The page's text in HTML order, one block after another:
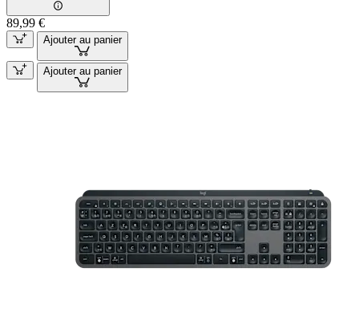
89,99 €
Ajouter au panier
Ajouter au panier